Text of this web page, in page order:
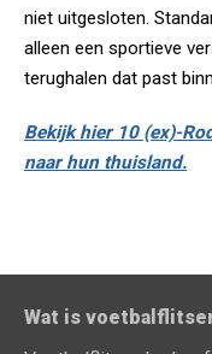
niet uitgesloten.
alleen een sportieve
terughalen dat past
Bekijk hier 10 (ex)-
naar hun thuisland.
Wat is